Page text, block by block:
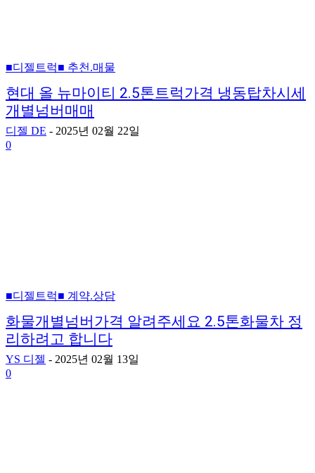
■디젤트럭■ 추천.매물
현대 올 뉴마이티 2.5톤트럭가격 냉동탑차시세
개별넘버매매
디젤 DE - 2025년 02월 22일
0
■디젤트럭■ 계약.상담
화물개별넘버가격 알려주세요 2.5톤화물차 정
리하려고 합니다
YS 디젤 - 2025년 02월 13일
0